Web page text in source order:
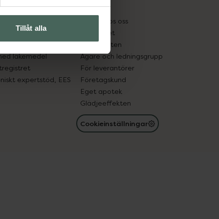
Tillåt alla
in gammal medicin
läkemedel
expertstöd, EES
Pressrum
Jobba hos oss
Hållbarhet
Samarbeten
Ägare och ledningsgrupp
För leverantörer
Företagskund
Eget apotek
Glädjeeffekten
Cookieinställningar